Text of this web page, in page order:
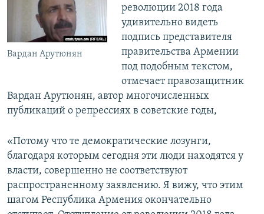
Вардан Арутюнян
революции 2018 года
удивительно видеть
подпись представителя
правительства Армении
под подобным текстом,
отмечает правозащитник
Вардан Арутюнян, автор многочисленных
публикаций о репрессиях в советские годы,
«Потому что те демократические лозунги,
благодаря которым сегодня эти люди находятся у
власти, совершенно не соответствуют
распространенному заявлению. Я вижу, что этим
шагом Республика Армения окончательно